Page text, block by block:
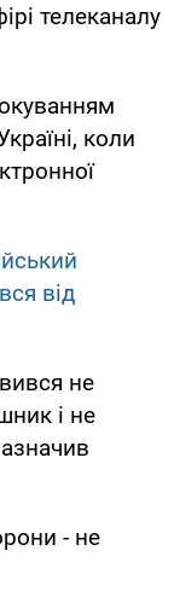
телеканалу
коли
від
не
і не
- не